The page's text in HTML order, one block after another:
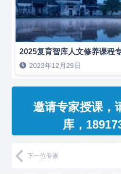
2025复育智库人文修养课程
2023年12月29日
邀请专家授课，
库，
教授和500强企业高管，汇
下一位专家